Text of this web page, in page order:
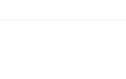
ZDK izvršili 24 inspekcijska nadzora